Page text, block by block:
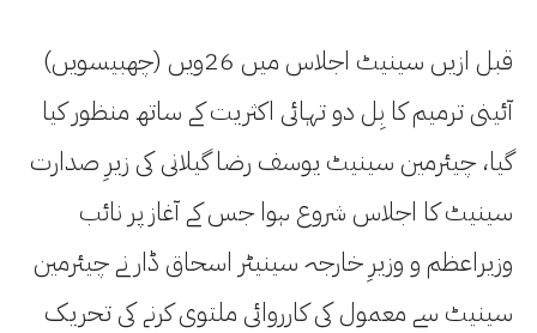
قبل ازیں سینیٹ اجلاس میں 26ویں (چھبیسویں)
آئینی ترمیم کا بِل دو تہائی اکثریت کے ساتھ منظور کیا
گیا، چیئرمین سینیٹ یوسف رضا گیلانی کی زیرِ صدارت
سینیٹ کا اجلاس شروع ہوا جس کے آغاز پر نائب
وزیراعظم و وزیرِ خارجہ سینیٹر اسحاق ڈار نے چیئرمین
سینیٹ سے معمول کی کارروائی ملتوی کرنے کی تحریک